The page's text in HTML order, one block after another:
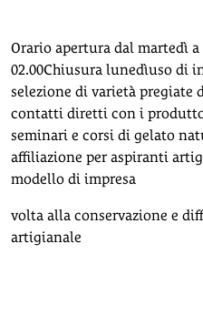
Orario apertura dal martedì a
02.00Chiusura lunedìuso di
selezione di varietà pregiate
contatti diretti con i
seminari e corsi di gelato
affiliazione per aspiranti
modello di impresa
volta alla conservazione e
artigianale